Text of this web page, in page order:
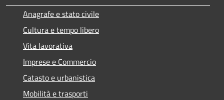
Anagrafe e stato civile
Cultura e tempo libero
Vita lavorativa
Imprese e Commercio
Catasto e urbanistica
Mobilità e trasporti